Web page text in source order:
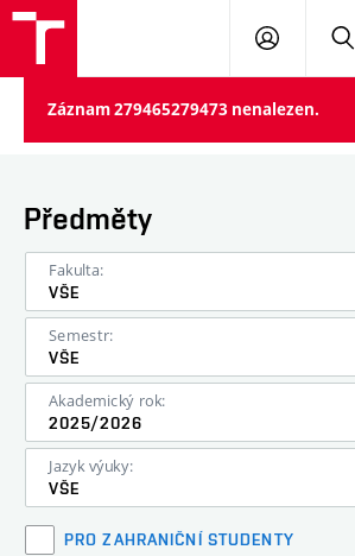
PŘIHLÁSIT
Záznam 279465279473 nenalezen.
Předměty
Fakulta:
VŠE
Semestr:
VŠE
Akademický rok:
2025/2026
Jazyk výuky:
VŠE
PRO ZAHRANIČNÍ STUDENTY